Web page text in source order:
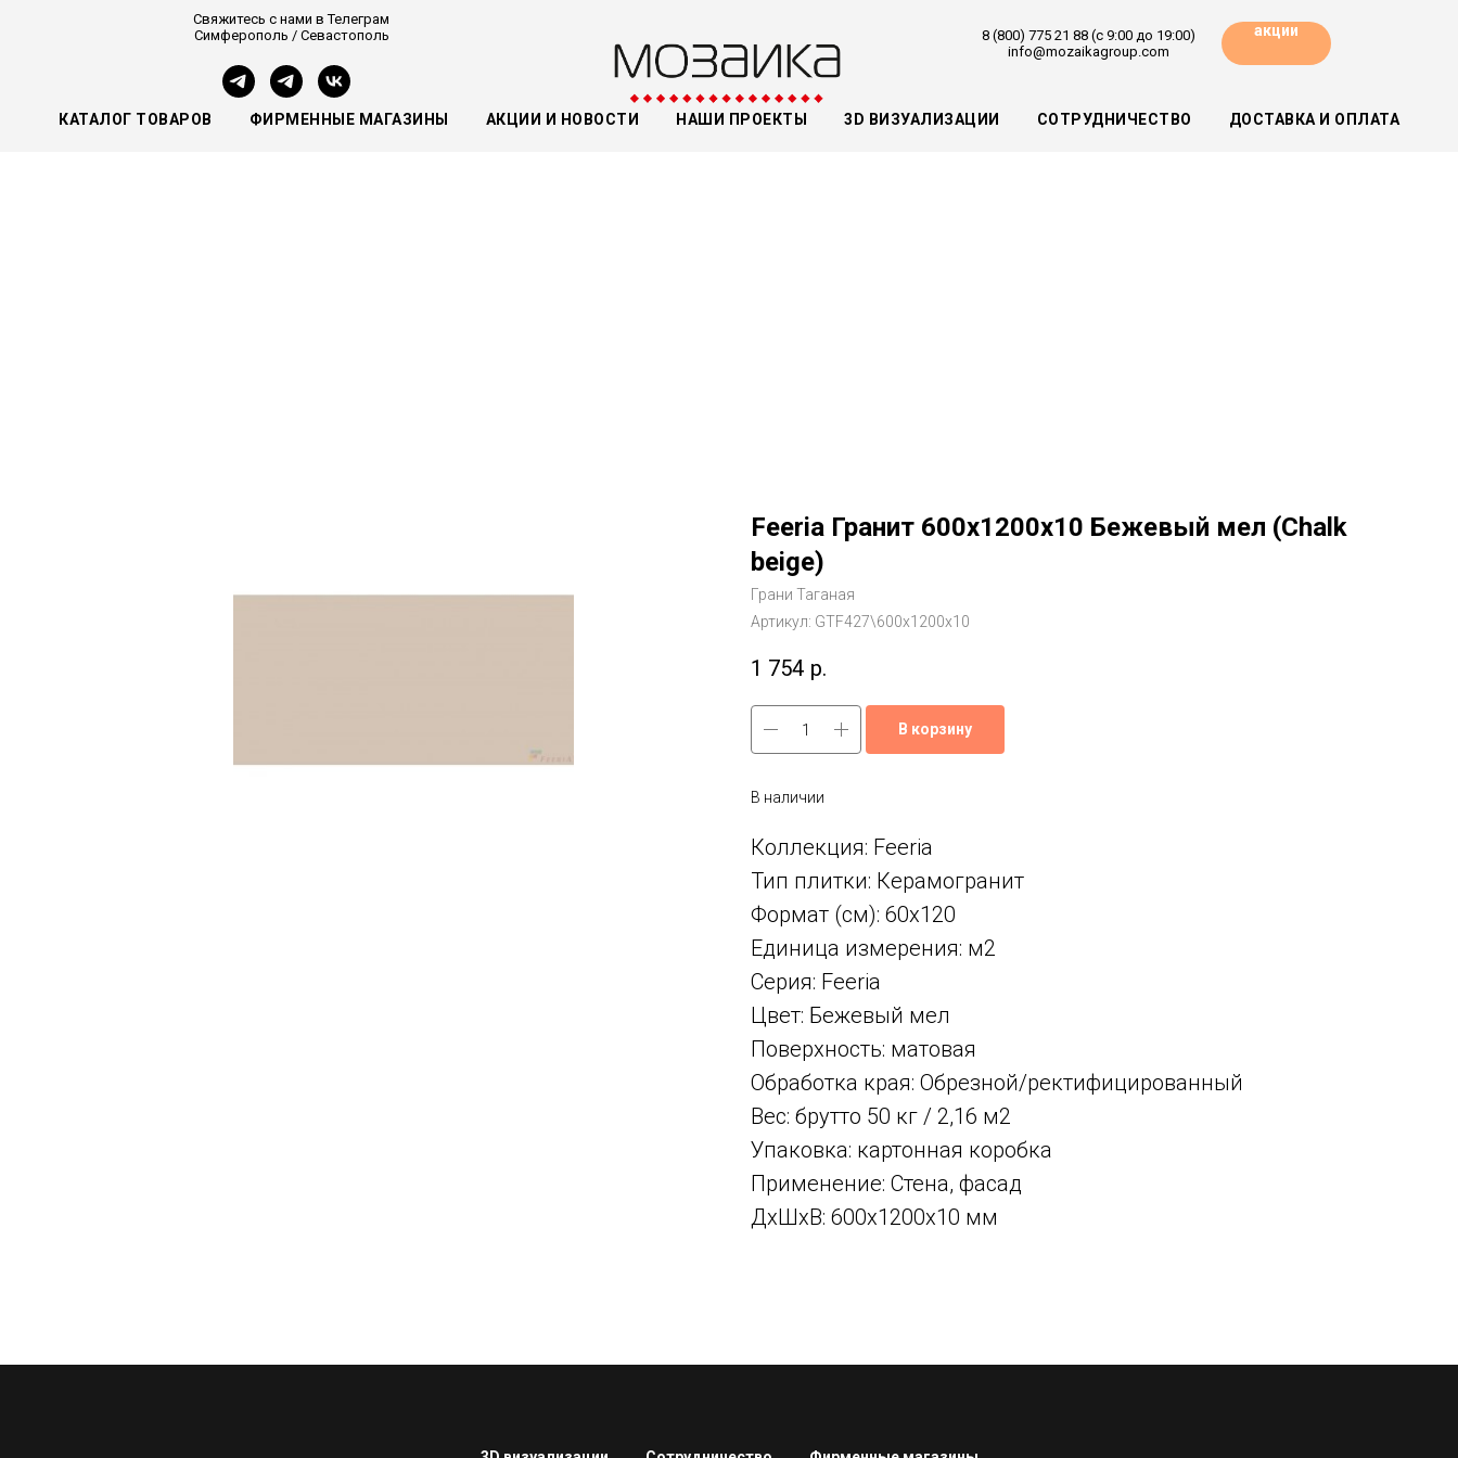
Свяжитесь с нами в Телеграм
Симферополь / Севастополь
8 (800) 775 21 88 (с 9:00 до 19:00)
info@mozaikagroup.com
акции
КАТАЛОГ ТОВАРОВ ФИРМЕННЫЕ МАГАЗИНЫ АКЦИИ И НОВОСТИ НАШИ ПРОЕКТЫ 3D ВИЗУАЛИЗАЦИИ СОТРУДНИЧЕСТВО ДОСТАВКА И ОПЛАТА
Feeria Гранит 600x1200x10 Бежевый мел (Chalk
beige)
Грани Таганая
Артикул: GTF427\600х1200х10
1 754 р.
В корзину
В наличии
Коллекция: Feeria
Тип плитки: Керамогранит
Формат (см): 60x120
Единица измерения: м2
Серия: Feeria
Цвет: Бежевый мел
Поверхность: матовая
Обработка края: Обрезной/ректифицированный
Вес: брутто 50 кг / 2,16 м2
Упаковка: картонная коробка
Применение: Стена, фасад
ДxШxВ: 600x1200x10 мм